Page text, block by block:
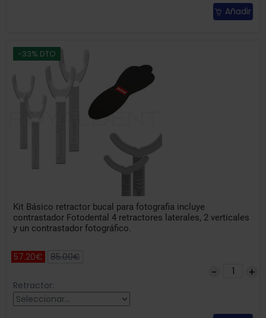
Añadir
-33% DTO
Kit Básico retractor bucal para fotografia incluye
contrastador Fotodental 4 retractores laterales, 2 verticales
y un contrastador fotográfico.
57.20€ 85.00€
Retractor: